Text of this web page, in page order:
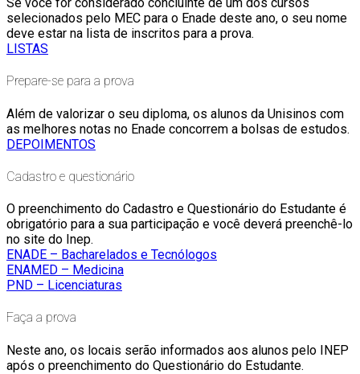
selecionados pelo MEC para o Enade deste ano, o seu nome
deve estar na lista de inscritos para a prova.
LISTAS
Prepare-se para a prova
Além de valorizar o seu diploma, os alunos da Unisinos com
as melhores notas no Enade concorrem a bolsas de estudos.
DEPOIMENTOS
Cadastro e questionário
O preenchimento do Cadastro e Questionário do Estudante é
obrigatório para a sua participação e você deverá preenchê-lo
no site do Inep.
ENADE – Bacharelados e Tecnólogos
ENAMED – Medicina
PND – Licenciaturas
Faça a prova
Neste ano, os locais serão informados aos alunos pelo INEP
após o preenchimento do Questionário do Estudante.